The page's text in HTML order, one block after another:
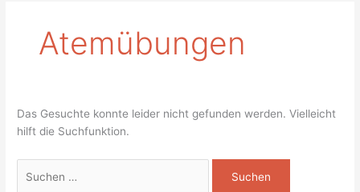
Atemübungen
Das Gesuchte konnte leider nicht gefunden werden. Vielleicht
hilft die Suchfunktion.